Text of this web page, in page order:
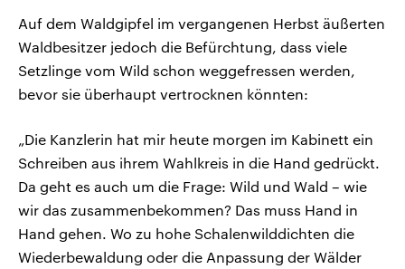
Auf dem Waldgipfel im vergangenen Herbst äußerten
Waldbesitzer jedoch die Befürchtung, dass viele
Setzlinge vom Wild schon weggefressen werden,
bevor sie überhaupt vertrocknen könnten:
„Die Kanzlerin hat mir heute morgen im Kabinett ein
Schreiben aus ihrem Wahlkreis in die Hand gedrückt.
Da geht es auch um die Frage: Wild und Wald – wie
wir das zusammenbekommen? Das muss Hand in
Hand gehen. Wo zu hohe Schalenwilddichten die
Wiederbewaldung oder die Anpassung der Wälder